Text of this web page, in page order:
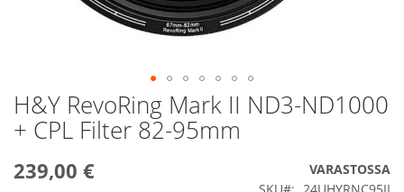
H&Y RevoRing Mark II ND3-ND1000
+ CPL Filter 82-95mm
239,00 €
VARASTOSSA
SKU
24UHYRNC95II
Skip
to
the
of